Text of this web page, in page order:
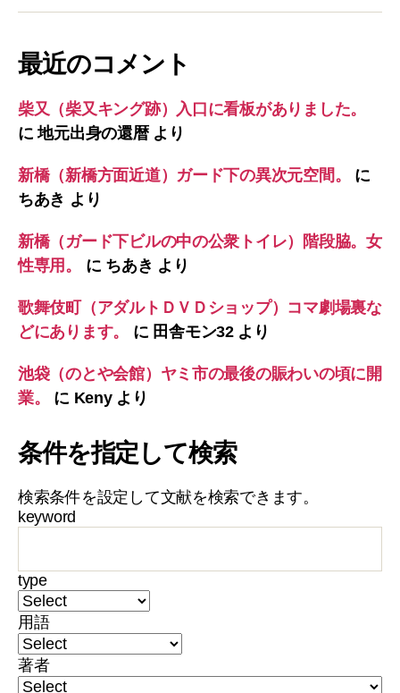
最近のコメント
柴又（柴又キング跡）入口に看板がありました。
に地元出身の還暦より
新橋（新橋方面近道）ガード下の異次元空間。
に
ちあき より
新橋（ガード下ビルの中の公衆トイレ）階段脇。女
性専用。
に ちあき より
歌舞伎町（アダルトＤＶＤショップ）コマ劇場裏な
どにあります。
に 田舎モン32より
池袋（のとや会館）ヤミ市の最後の賑わいの頃に開
業。
に Kenyより
条件を指定して検索
検索条件を設定して文献を検索できます。
keyword
type
用語
著者